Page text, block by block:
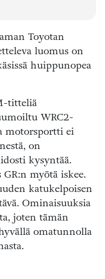
Toyotan
luomus on
huippunopea
titteliä
WRC2-
motorsportti ei
on
kysyntää.
myötä iskee.
katukelpoisen
Ominaisuuksia
joten tämän
omatunnolla